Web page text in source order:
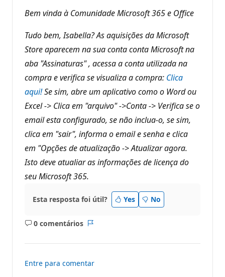
e
r
p
u
t
ç
o
Bem vinda à Comunidade Microsoft 365 e Office
Tudo bem, Isabella? As aquisições da Microsoft
Store aparecem na sua conta conta Microsoft na
aba "Assinaturas" , acessa a conta utilizada na
compra e verifica se visualiza a compra: Clica
aqui!Se sim, abre um aplicativo como o Word ou
Excel -> Clica em "arquivo" ->Conta -> Verifica se o
email esta configurado, se não inclua-o, se sim,
clica em "sair", informa o email e senha e clica
em "Opções de atualização -> Atualizar agora.
Isto deve atualiar as informações de licença do
seu Microsoft 365.
Esta resposta foi útil? Yes No
0 comentários
Sem
Entre para comentar